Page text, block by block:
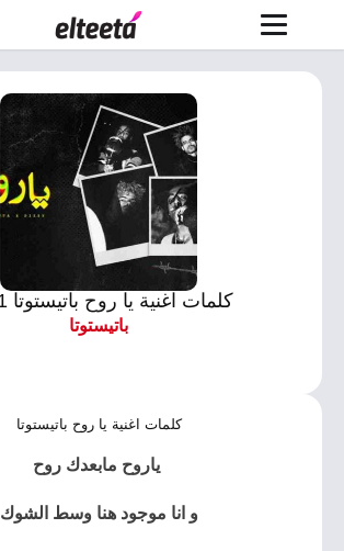
كلمات اغنية يا روح باتيستوتا 2021
باتيستوتا
كلمات اغنية يا روح باتيستوتا
ياروح مابعدك روح
و انا موجود هنا وسط الشوك